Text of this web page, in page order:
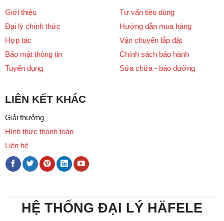
Giới thiệu
Đại lý chính thức
Hợp tác
Bảo mật thông tin
Tuyển dụng
Tư vấn tiêu dùng
Hướng dẫn mua hàng
Vận chuyển lắp đặt
Chính sách bảo hành
Sửa chữa - bảo dưỡng
LIÊN KẾT KHÁC
Giải thưởng
Hình thức thanh toán
Liên hệ
HỆ THỐNG ĐẠI LÝ HÄFELE